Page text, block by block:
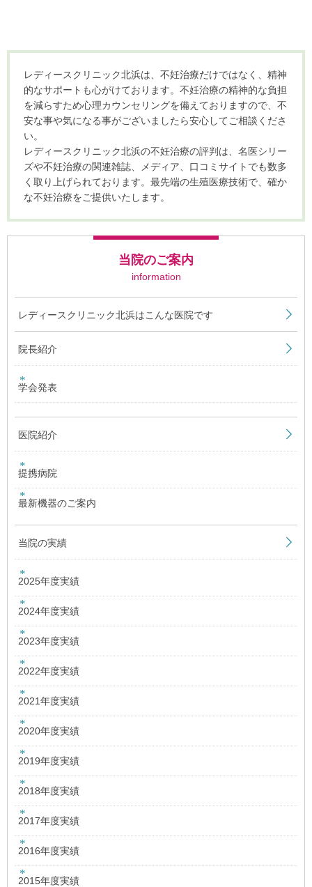
レディースクリニック北浜は、不妊治療だけではなく、精神
的なサポートも心がけております。不妊治療の精神的な負担
を減らすため心理カウンセリングを備えておりますので、不
安な事や気になる事がございましたら安心してご相談くださ
い。
レディースクリニック北浜の不妊治療の評判は、名医シリー
ズや不妊治療の関連雑誌、メディア、口コミサイトでも数多
く取り上げられております。最先端の生殖医療技術で、確か
な不妊治療をご提供いたします。
当院のご案内
information
レディースクリニック北浜はこんな医院です
院長紹介
学会発表
医院紹介
提携病院
最新機器のご案内
当院の実績
2025年度実績
2024年度実績
2023年度実績
2022年度実績
2021年度実績
2020年度実績
2019年度実績
2018年度実績
2017年度実績
2016年度実績
2015年度実績